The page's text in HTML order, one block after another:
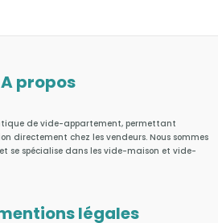
A propos
de vide-appartement, permettant
directement chez les vendeurs. Nous sommes
se spécialise dans les vide-maison et vide-
légales